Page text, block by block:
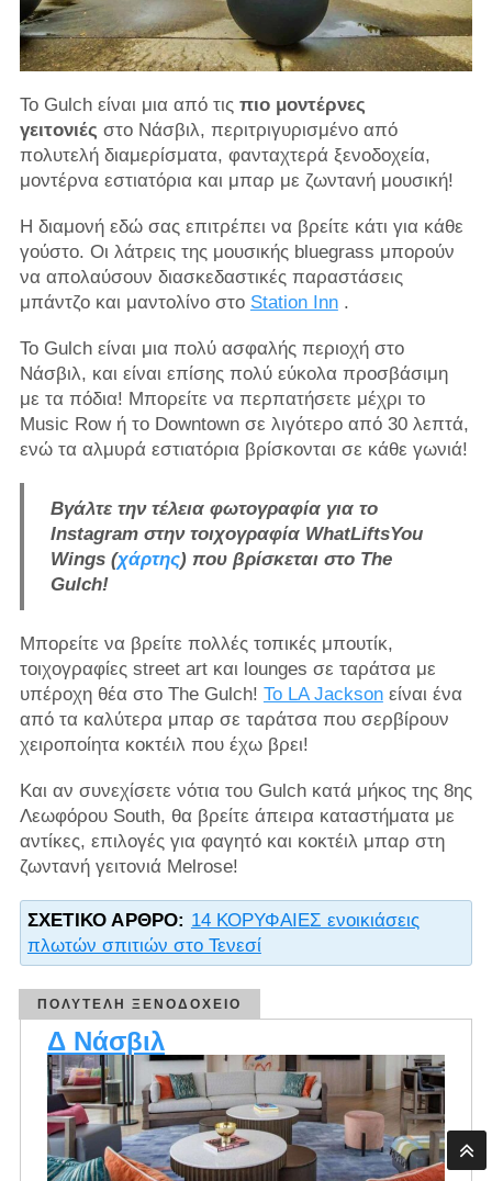
Το Gulch είναι μια από τις πιο μοντέρνες
γειτονιές στο Νάσβιλ, περιτριγυρισμένο από
πολυτελή διαμερίσματα, φανταχτερά ξενοδοχεία,
μοντέρνα εστιατόρια και μπαρ με ζωντανή μουσική!
Η διαμονή εδώ σας επιτρέπει να βρείτε κάτι για κάθε
γούστο. Οι λάτρεις της μουσικής bluegrass μπορούν
να απολαύσουν διασκεδαστικές παραστάσεις
μπάντζο και μαντολίνο στο Station Inn.
Το Gulch είναι μια πολύ ασφαλής περιοχή στο
Νάσβιλ, και είναι επίσης πολύ εύκολα προσβάσιμη
με τα πόδια! Μπορείτε να περπατήσετε μέχρι το
Music Row ή το Downtown σε λιγότερο από 30 λεπτά,
ενώ τα αλμυρά εστιατόρια βρίσκονται σε κάθε γωνιά!
Βγάλτε την τέλεια φωτογραφία για το
Instagram στην τοιχογραφία WhatLiftsYou
Wings (χάρτης) που βρίσκεται στο The
Gulch!
Μπορείτε να βρείτε πολλές τοπικές μπουτίκ,
τοιχογραφίες street art και lounges σε ταράτσα με
υπέροχη θέα στο The Gulch! Το LA Jacksonείναι ένα
από τα καλύτερα μπαρ σε ταράτσα που σερβίρουν
χειροποίητα κοκτέιλ που έχω βρει!
Και αν συνεχίσετε νότια του Gulch κατά μήκος της 8ης
Λεωφόρου South, θα βρείτε άπειρα καταστήματα με
αντίκες, επιλογές για φαγητό και κοκτέιλ μπαρ στη
ζωντανή γειτονιά Melrose!
ΣΧΕΤΙΚΌ ΆΡΘΡΟ: 14 ΚΟΡΥΦΑΙΕΣ ενοικιάσεις
πλωτών σπιτιών στο Τενεσί
ΠΟΛΥΤΕΛΉ ΞΕΝΟΔΟΧΕΊΟ
Δ Νάσβιλ